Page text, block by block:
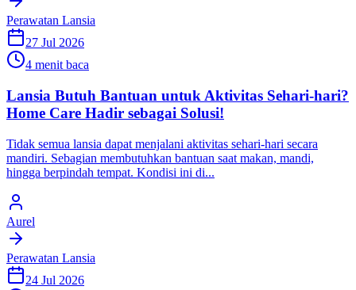
Perawatan Lansia
27 Jul 2026
4 menit baca
Lansia Butuh Bantuan untuk Aktivitas Sehari-hari?
Home Care Hadir sebagai Solusi!
Tidak semua lansia dapat menjalani aktivitas sehari-hari secara
mandiri. Sebagian membutuhkan bantuan saat makan, mandi,
hingga berpindah tempat. Kondisi ini di...
Aurel
Perawatan Lansia
24 Jul 2026